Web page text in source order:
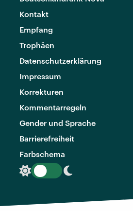
Kontakt
Empfang
Trophäen
Datenschutzerklärung
Impressum
Korrekturen
Kommentarregeln
Gender und Sprache
Barrierefreiheit
Farbschema